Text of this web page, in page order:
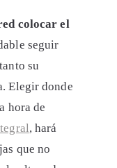
colocar el
seguir
su
Elegir donde
hora de
, hará
que no